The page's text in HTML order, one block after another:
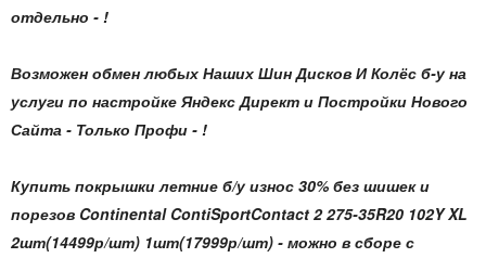
отдельно - !
Возможен обмен любых Наших Шин Дисков И Колёс б-у на
услуги по настройке Яндекс Директ и Постройки Нового
Сайта - Только Профи - !
Купить покрышки летние б/у износ 30% без шишек и
порезов Continental ContiSportContact 2 275-35R20 102Y XL
2шт(14499р/шт) 1шт(17999р/шт) - можно в сборе с